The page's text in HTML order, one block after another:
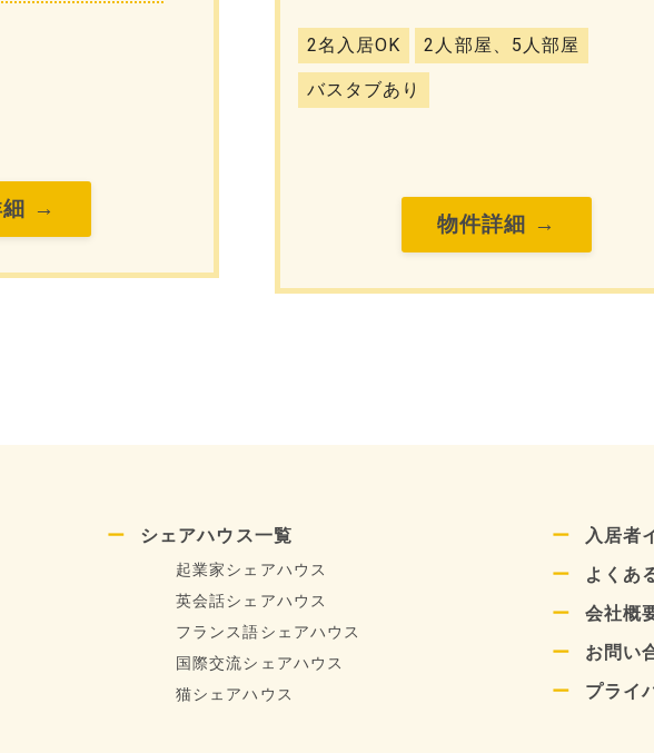
細 →
2名入居OK 2人部屋、5人部屋
バスタブあり
物件詳細 →
シェアハウス一覧
起業家シェアハウス
英会話シェアハウス
フランス語シェアハウス
国際交流シェアハウス
猫シェアハウス
入居者
よくあ
会社概
お問い
プライ